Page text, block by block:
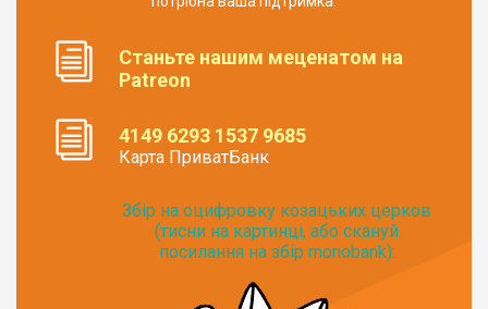
Станьте нашим меценатом на
Patreon
4149 6293 1537 9685
Карта ПриватБанк
Збір на оцифровку козацьких церков
(тисни на картинці, або скануй
посилання на збір monobank):